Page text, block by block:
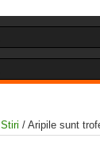
Stiri / Aripile sunt